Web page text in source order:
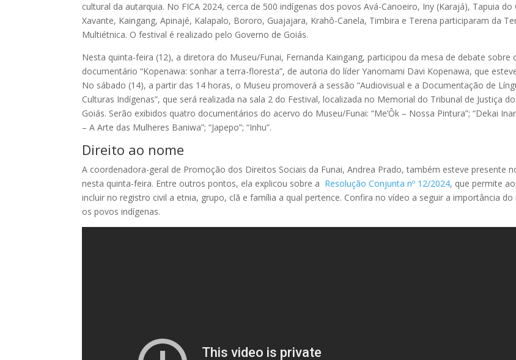
cultural da autarquia. No FICA 2024, cerca de 500 indígenas dos povos Avá-Canoeiro, Iny (Karajá), Tapuia do
Xavante, Kaingang, Apinajé, Kalapalo, Bororo, Guajajara, Krahô-Canela, Timbira e Terena participaram da
Multiétnica. O festival é realizado pelo Governo de Goiás.
Nesta quinta-feira (12), a diretora do Museu/Funai, Fernanda Kaingang, participou da mesa de debate sobre
documentário “Kopenawa: sonhar a terra-floresta”, de autoria do líder Yanomami Davi Kopenawa, que
No sábado (14), a partir das 14 horas, o Museu promoverá a sessão “Audiovisual e a Documentação de
Culturas Indígenas”, que será realizada na sala 2 do Festival, localizada no Memorial do Tribunal de Justiça
Goiás. Serão exibidos quatro documentários do acervo do Museu/Funai: “Me’Ôk – Nossa Pintura”; “Dekai
– A Arte das Mulheres Baniwa”; “Japepo”; “Inhu”.
Direito ao nome
A coordenadora-geral de Promoção dos Direitos Sociais da Funai, Andrea Prado, também esteve presente
nesta quinta-feira. Entre outros pontos, ela explicou sobre a Resolução Conjunta nº 12/2024, que permite
incluir no registro civil a etnia, grupo, clã e família a qual pertence. Confira no vídeo a seguir a importância do
os povos indígenas.